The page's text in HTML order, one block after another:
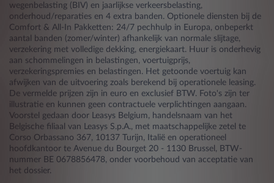
wegenbelasting (BIV) en jaarlijkse verkeersbelasting,
onderhoud/reparaties en 4 extra banden. Optionele diensten bij de
Comfort & All-In Pakketten: 24/7 pechhulp in Europa, onbeperkt
aantal banden (zomer/winter) afhankelijk van normale slijtage,
verzekering met volledige dekking, energiekaart. Huur is onderhevig
aan schommelingen in belastingen, voertuigprijs,
verzekeringspremies en belastingen. Het getoonde voertuig kan
afwijken van de uitvoering zoals berekend bij operationele leasing.
De vermelde prijzen zijn in euro en exclusief BTW. Foto's zijn ter
illustratie en kunnen geen contractuele verplichtingen aangaan.
Voorstel gedaan door Leasys Belgium, handelsnaam van het
Belgische filiaal van Leasys S.p.A., met maatschappelijke zetel te
Corso Orbassano 367, 10137 Turijn, Italië en operationeel
hoofdkantoor te Avenue du Bourget 20 - 1130 Brussel, BTW-
nummer BE 0678856478, onder voorbehoud van acceptatie van
het dossier.